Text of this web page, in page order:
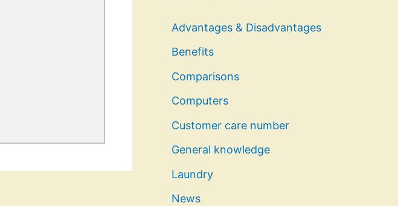
Advantages & Disadvantages
Benefits
Comparisons
Computers
Customer care number
General knowledge
Laundry
News